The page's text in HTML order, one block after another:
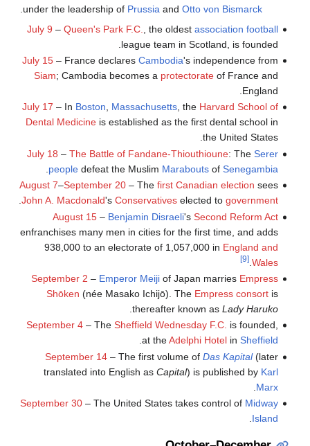
under the leadership of Prussia andOtto von Bismarck
July 9 – Queen's Park F.C. , the oldest association football
league team in Scotland, is founded.
July 15– France declares Cambodia's independence from
Siam; Cambodia becomes a protectorateof France and
England.
July 17 – In Boston, Massachusetts, the Harvard School of
Dental Medicineis established as the first dental school in
the United States.
July 18 – The Battle of Fandane-Thiouthioune: The Serer
peopledefeat the Muslim Maraboutsof Senegambia
August 7–September 20– The first Canadian election sees
John A. Macdonald's Conservativeselected to government
August 15– Benjamin Disraeli's Second Reform Act
enfranchises many men in cities for the first time, and adds
938,000 to an electorate of 1,057,000 in England and
Wales
.
[9]
September 2 – Emperor Meijiof Japan marries Empress
Shōken (née Masako Ichijō). The Empress consortis
thereafter known as Lady Haruko
September 4– The Sheffield Wednesday F.C. is founded,
at theAdelphi Hotelin Sheffield
.
September 14– The first volume of Das Kapital(later
translated into English as Capital) is published by Karl
Marx
September 30– The United States takes control of Midway
Island